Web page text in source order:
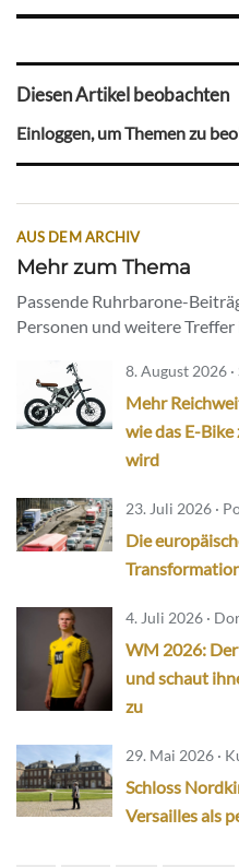
Diesen Artikel beobachten
Einloggen, um Themen zu
AUS DEM ARCHIV
Mehr zum Thema
Passende Ruhrbarone-
Personen und weitere
8. August 2026
Mehr
wie das E-
wird
23. Juli 2026 ·
Die
4. Juli 2026 ·
WM 2026:
und schaut
zu
29. Mai 2026 ·
Schloss
Versailles als